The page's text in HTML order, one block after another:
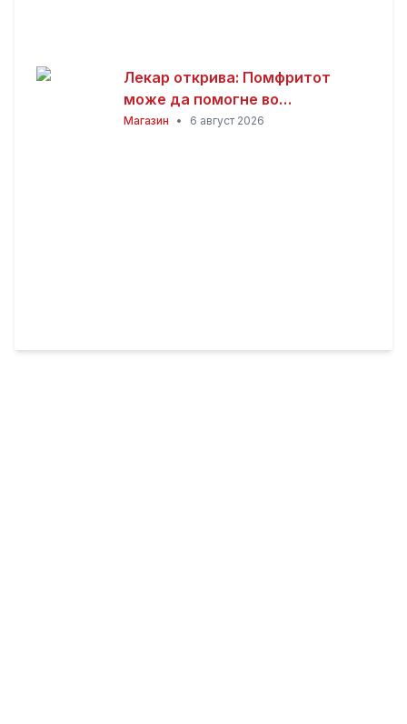
Лекар открива: Помфритот
може да помогне во
топлотните бранови, но
Магазин • 6 август 2026